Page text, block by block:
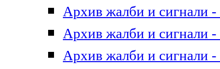
Архив жалби и сигнали -
Архив жалби и сигнали -
Архив жалби и сигнали -